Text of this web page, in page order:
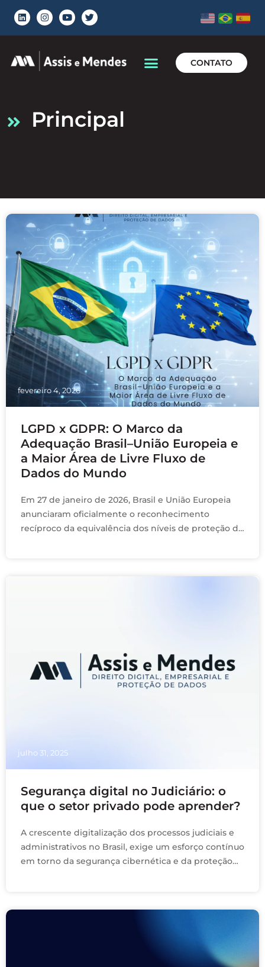
CONTATO
principal
fevereiro 4, 2026
LGPD x GDPR: O Marco da
Adequação Brasil–União Europeia e
a Maior Área de Livre Fluxo de
Dados do Mundo
Em 27 de janeiro de 2026, Brasil e União Europeia
anunciaram oficialmente o reconhecimento
recíproco da equivalência dos níveis de proteção de
julho 31, 2025
Segurança digital no Judiciário: o
que o setor privado pode aprender?
A crescente digitalização dos processos judiciais e
administrativos no Brasil, exige um esforço contínuo
em torno da segurança cibernética e da proteção